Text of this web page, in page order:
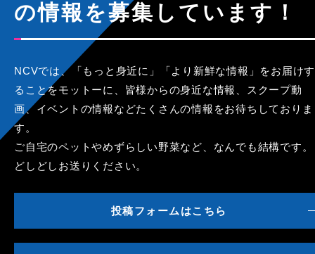
の情報を募集しています！
NCVでは、「もっと身近に」「より新鮮な情報」をお届けす
ることをモットーに、皆様からの身近な情報、スクープ動
画、イベントの情報などたくさんの情報をお待ちしておりま
す。
ご自宅のペットやめずらしい野菜など、なんでも結構です。
どしどしお送りください。
投稿フォームはこちら